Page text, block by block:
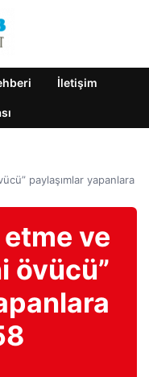
İletişim
paylaşımlar yapanlara
ve
övücü”